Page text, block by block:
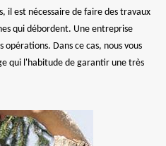
il est nécessaire de faire des travaux
qui débordent. Une entreprise
Dans ce cas, nous vous
qui l'habitude de garantir une très